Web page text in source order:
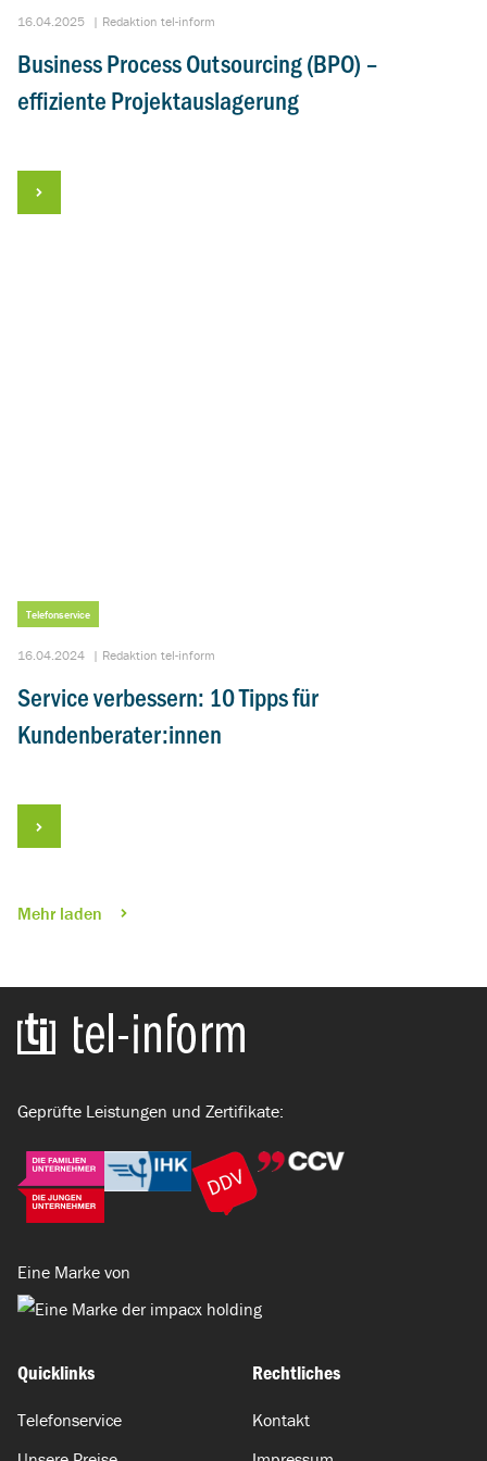
16.04.2025 | Redaktion tel-inform
Business Process Outsourcing (BPO) –
effiziente Projektauslagerung
Telefonservice
16.04.2024 | Redaktion tel-inform
Service verbessern: 10 Tipps für
Kundenberater:innen
Mehr laden
Zur Startseite
Geprüfte Leistungen und Zertifikate:
Eine Marke von
Quicklinks
Telefonservice
Rechtliches
Kontakt